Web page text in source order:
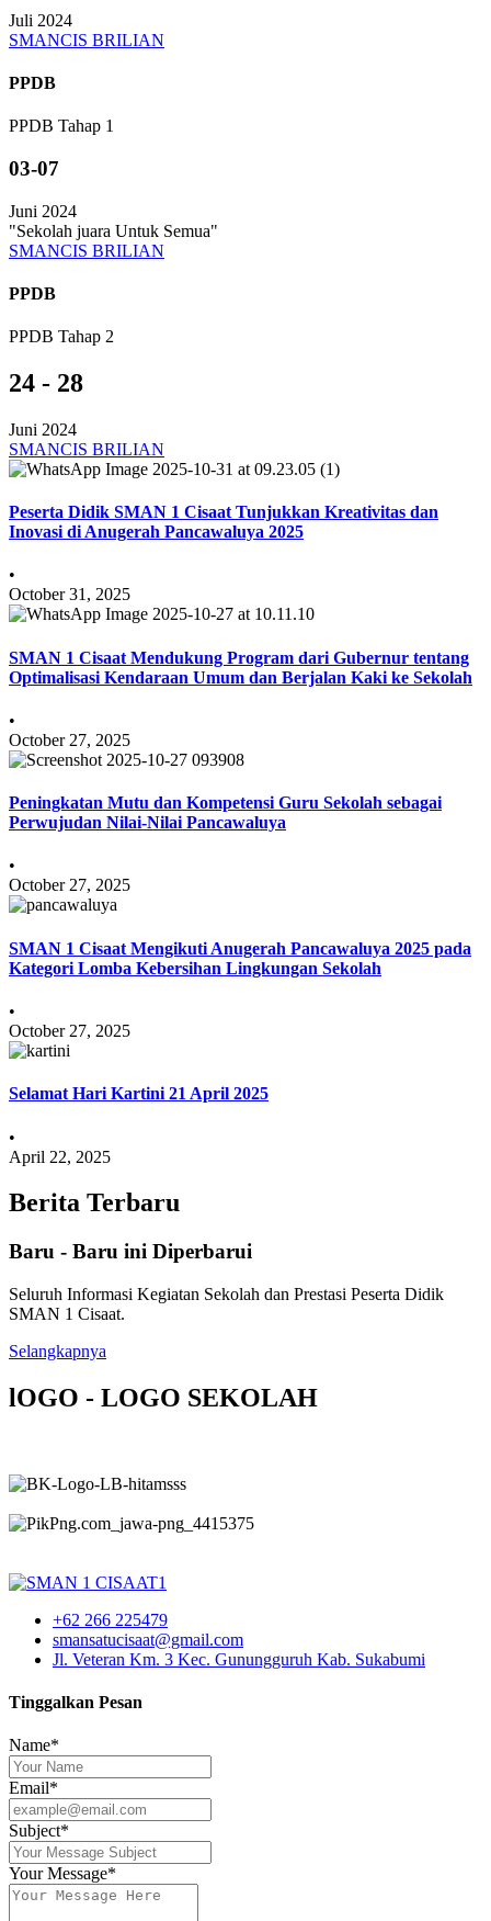
Juli 2024
SMANCIS BRILIAN
PPDB
PPDB Tahap 1
03-07
Juni 2024
"Sekolah juara Untuk Semua"
SMANCIS BRILIAN
PPDB
PPDB Tahap 2
24 - 28
Juni 2024
SMANCIS BRILIAN
Peserta Didik SMAN 1 Cisaat Tunjukkan Kreativitas dan
Inovasi di Anugerah Pancawaluya 2025
•
October 31, 2025
SMAN 1 Cisaat Mendukung Program dari Gubernur tentang
Optimalisasi Kendaraan Umum dan Berjalan Kaki ke Sekolah
•
October 27, 2025
Peningkatan Mutu dan Kompetensi Guru Sekolah sebagai
Perwujudan Nilai-Nilai Pancawaluya
•
October 27, 2025
SMAN 1 Cisaat Mengikuti Anugerah Pancawaluya 2025 pada
Kategori Lomba Kebersihan Lingkungan Sekolah
•
October 27, 2025
Selamat Hari Kartini 21 April 2025
•
April 22, 2025
Berita Terbaru
Baru - Baru ini Diperbarui
Seluruh Informasi Kegiatan Sekolah dan Prestasi Peserta Didik
SMAN 1 Cisaat.
Selangkapnya
lOGO - LOGO SEKOLAH
+62 266 225479
smansatucisaat@gmail.com
Jl. Veteran Km. 3 Kec. Gunungguruh Kab. Sukabumi
Tinggalkan Pesan
Name*
Email*
Subject*
Your Message*